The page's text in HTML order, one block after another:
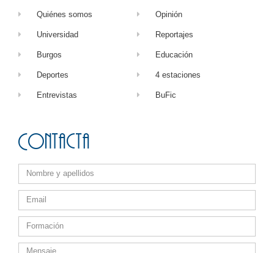
Quiénes somos
Universidad
Burgos
Deportes
Entrevistas
Opinión
Reportajes
Educación
4 estaciones
BuFic
Contacta